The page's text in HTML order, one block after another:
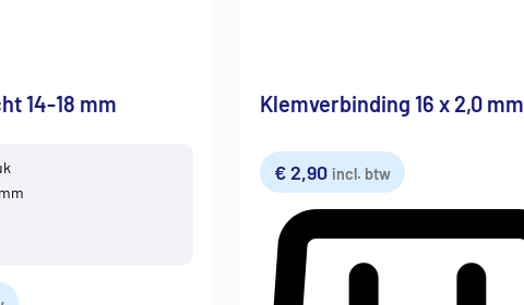
14-18 mm Klemverbinding 16 x 2,0 mm
€2,90 incl. btw